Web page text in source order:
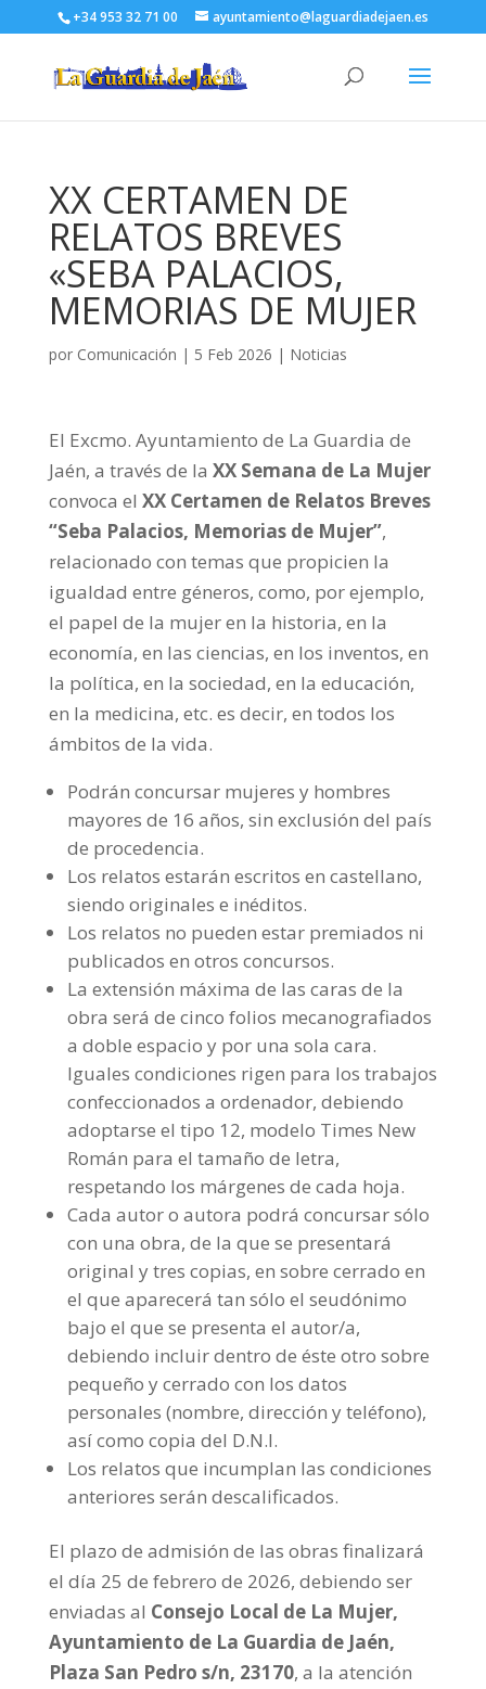
+34 953 32 71 00 ayuntamiento@laguardiadejaen.es
XX CERTAMEN DE
RELATOS BREVES
«SEBA PALACIOS,
MEMORIAS DE MUJER
por Comunicación | 5 Feb 2026 | Noticias
El Excmo. Ayuntamiento de La Guardia de
Jaén, a través de la XX Semana de La Mujer
convoca el XX Certamen de Relatos Breves
“Seba Palacios, Memorias de Mujer”,
relacionado con temas que propicien la
igualdad entre géneros, como, por ejemplo,
el papel de la mujer en la historia, en la
economía, en las ciencias, en los inventos, en
la política, en la sociedad, en la educación,
en la medicina, etc. es decir, en todos los
ámbitos de la vida.
Podrán concursar mujeres y hombres
mayores de 16 años, sin exclusión del país
de procedencia.
Los relatos estarán escritos en castellano,
siendo originales e inéditos.
Los relatos no pueden estar premiados ni
publicados en otros concursos.
La extensión máxima de las caras de la
obra será de cinco folios mecanografiados
a doble espacio y por una sola cara.
Iguales condiciones rigen para los trabajos
confeccionados a ordenador, debiendo
adoptarse el tipo 12, modelo Times New
Román para el tamaño de letra,
respetando los márgenes de cada hoja.
Cada autor o autora podrá concursar sólo
con una obra, de la que se presentará
original y tres copias, en sobre cerrado en
el que aparecerá tan sólo el seudónimo
bajo el que se presenta el autor/a,
debiendo incluir dentro de éste otro sobre
pequeño y cerrado con los datos
personales (nombre, dirección y teléfono),
así como copia del D.N.I.
Los relatos que incumplan las condiciones
anteriores serán descalificados.
El plazo de admisión de las obras finalizará
el día 25 de febrero de 2026, debiendo ser
enviadas al Consejo Local de La Mujer,
Ayuntamiento de La Guardia de Jaén,
Plaza San Pedro s/n, 23170, a la atención